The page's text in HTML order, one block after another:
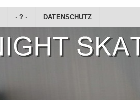
· ? · DATENSCHUTZ